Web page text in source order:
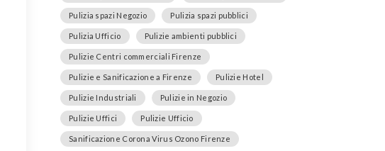
Pulizia spazi Negozio Pulizia spazi pubblici
Pulizia Ufficio Pulizie ambienti pubblici
Pulizie Centri commerciali Firenze
Pulizie e Sanificazione a Firenze Pulizie Hotel
Pulizie Industriali Pulizie in Negozio
Pulizie Uffici Pulizie Ufficio
Sanificazione Corona Virus Ozono Firenze